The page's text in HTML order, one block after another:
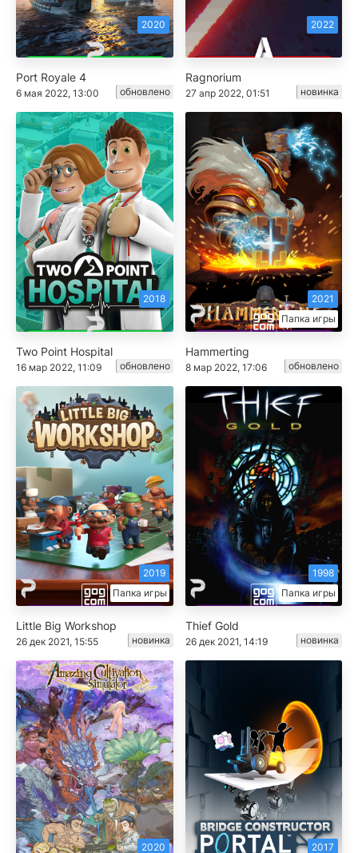
2020
Port Royale 4
6 мая 2022, 13:00 обновлено
2022
Ragnorium
27 апр 2022, 01:51 новинка
2018
Two Point Hospital
16 мар 2022, 11:09 обновлено
Папка игры
2021
Hammerting
8 мар 2022, 17:06 обновлено
Папка игры
2019
Little Big Workshop
26 дек 2021, 15:55 новинка
Папка игры
1998
Thief Gold
26 дек 2021, 14:19 новинка
2020 2017